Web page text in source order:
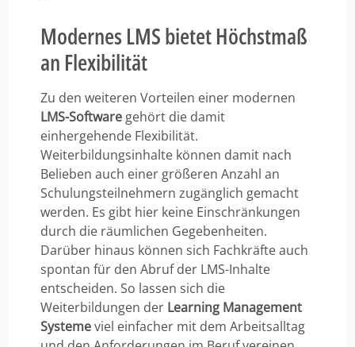
Modernes LMS bietet Höchstmaß
an Flexibilität
Zu den weiteren Vorteilen einer modernen
LMS-Software gehört die damit
einhergehende Flexibilität.
Weiterbildungsinhalte können damit nach
Belieben auch einer größeren Anzahl an
Schulungsteilnehmern zugänglich gemacht
werden. Es gibt hier keine Einschränkungen
durch die räumlichen Gegebenheiten.
Darüber hinaus können sich Fachkräfte auch
spontan für den Abruf der LMS-Inhalte
entscheiden. So lassen sich die
Weiterbildungen der Learning Management
Systemeviel einfacher mit dem Arbeitsalltag